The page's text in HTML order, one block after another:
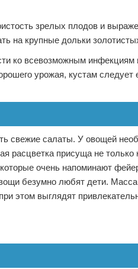
зрелых плодов и
на крупные дольки
ко всевозможным инфекциям
урожая, кустам следует
свежие салаты. У овощей
расцветка присуща не только
очень напоминают
безумно любят дети. Масса
этом выглядят